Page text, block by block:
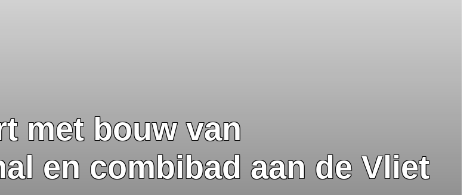
met bouw van
en combibad aan de Vliet